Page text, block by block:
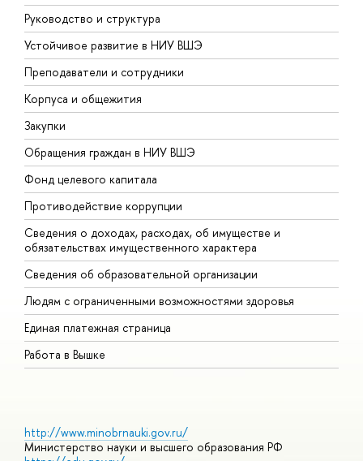
Руководство и структура
Устойчивое развитие в НИУ ВШЭ
Преподаватели и сотрудники
Корпуса и общежития
Закупки
Обращения граждан в НИУ ВШЭ
Фонд целевого капитала
Противодействие коррупции
Сведения о доходах, расходах, об имуществе и
обязательствах имущественного характера
Сведения об образовательной организации
Людям с ограниченными возможностями здоровья
Единая платежная страница
Работа в Вышке
http://www.minobrnauki.gov.ru/
Министерство науки и высшего образования РФ